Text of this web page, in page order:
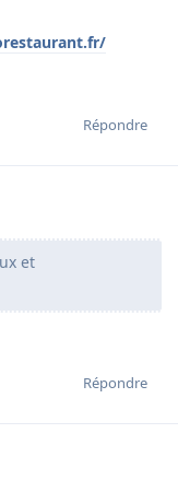
Répondre
et
Répondre